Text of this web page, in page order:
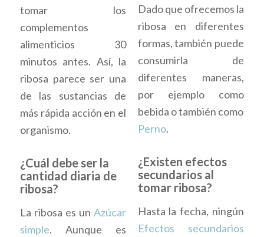
tomar los
complementos
alimenticios 30
minutos antes. Así, la
ribosa parece ser una
de las sustancias de
más rápida acción en el
organismo.
¿Cuál debe ser la
cantidad diaria de
ribosa?
La ribosa es un Azúcar
simple. Aunque es
Dado que ofrecemos la
ribosa en diferentes
formas, también puede
consumirla de
diferentes maneras,
por ejemplo como
bebida o también como
Perno.
¿Existen efectos
secundarios al
tomar ribosa?
Hasta la fecha, ningún
Efectos secundarios